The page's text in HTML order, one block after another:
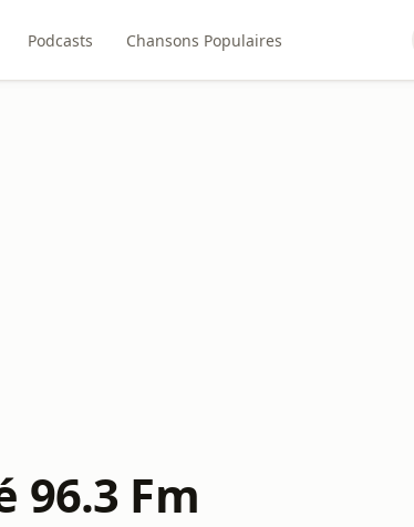
Podcasts Chansons Populaires
96.3 Fm